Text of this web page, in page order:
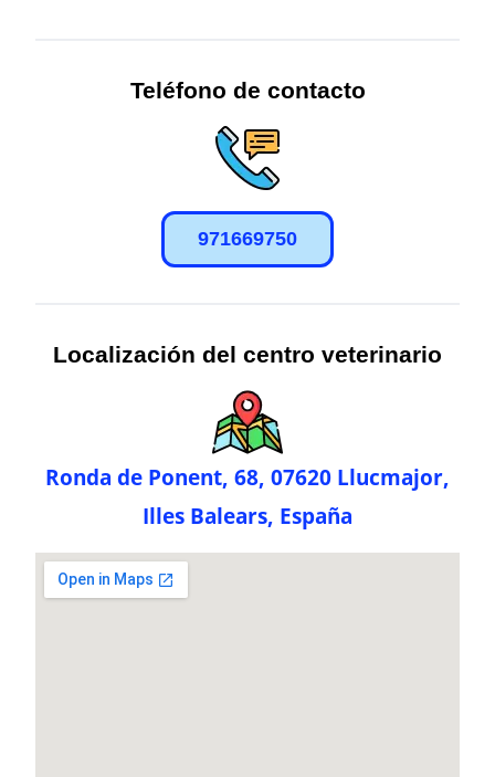
Teléfono de contacto
971669750
Localización del centro veterinario
Ronda de Ponent, 68, 07620 Llucmajor,
Illes Balears, España